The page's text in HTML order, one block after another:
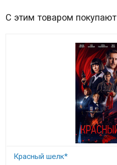
С этим товаром покупают
Красный шелк*